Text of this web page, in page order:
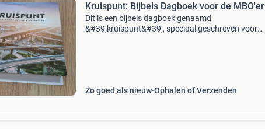
Kruispunt: Bijbels Dagboek voor de MBO'er
Dit is een bijbels dagboek genaamd
&#39;kruispunt&#39;, speciaal geschreven voor
Zo goed als nieuw Ophalen of Verzenden